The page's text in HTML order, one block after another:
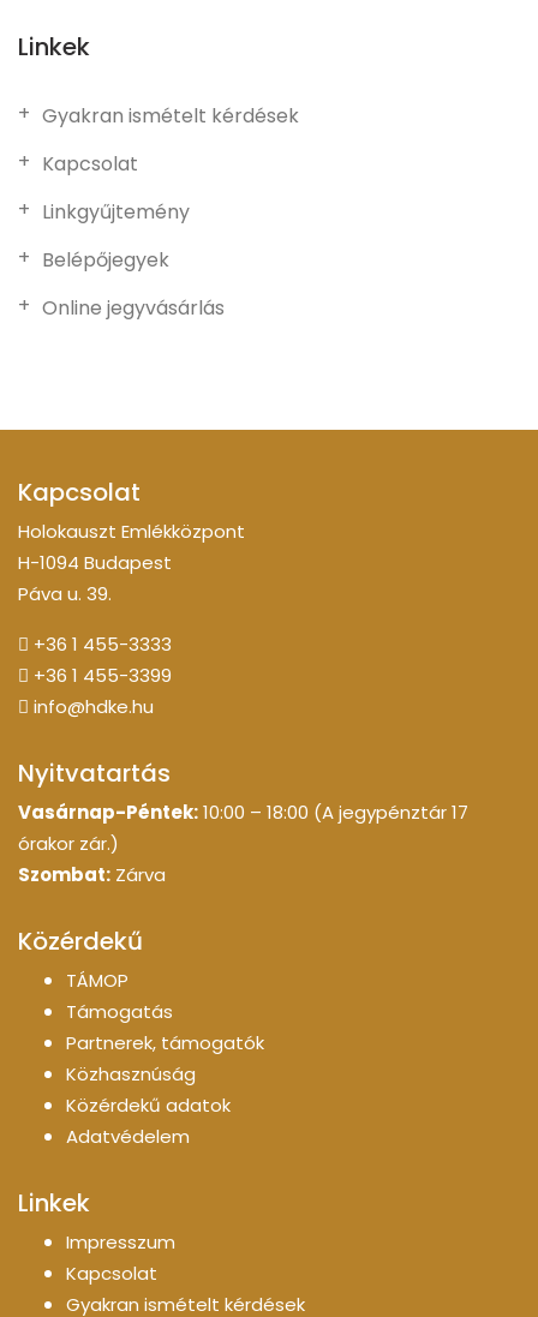
Linkek
Gyakran ismételt kérdések
Kapcsolat
Linkgyűjtemény
Belépőjegyek
Online jegyvásárlás
Kapcsolat
Holokauszt Emlékközpont
H-1094 Budapest
Páva u. 39.
+36 1 455-3333
+36 1 455-3399
info@hdke.hu
Nyitvatartás
Vasárnap-Péntek:10:00 – 18:00 (A jegypénztár 17
órakor zár.)
Szombat: Zárva
Közérdekű
TÁMOP
Támogatás
Partnerek, támogatók
Közhasznúság
Közérdekű adatok
Adatvédelem
Linkek
Impresszum
Kapcsolat
Gyakran ismételt kérdések